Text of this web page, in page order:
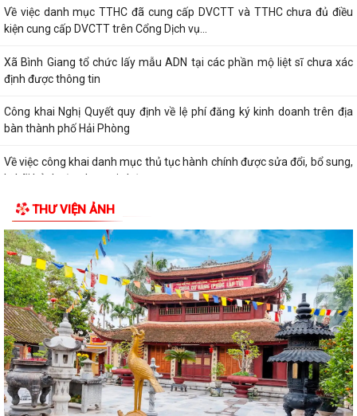
Về việc danh mục TTHC đã cung cấp DVCTT và TTHC chưa đủ điều
kiện cung cấp DVCTT trên Cổng Dịch vụ...
Xã Bình Giang tổ chức lấy mẫu ADN tại các phần mộ liệt sĩ chưa xác
định được thông tin
Công khai Nghị Quyết quy định về lệ phí đăng ký kinh doanh trên địa
bàn thành phố Hải Phòng
Về việc công khai danh mục thủ tục hành chính được sửa đổi, bổ sung,
bị bãi bỏ thuộc phạm vi chức...
Kết quả giải quyết thủ tục hành chính tháng 7 năm 2026
XÃ BÌNH GIANG TỔ CHỨC TẬP HUẤN VỀ HỆ THỐNG QUẢN LÝ CHẤT
LƯỢNG THEO TIÊU CHUẨN QUỐC GIA TCVN...
UBND xã triển khai giải quyết chế độ chính sách đối với người hoạt
động không chuyên trách ở thôn
Nghị quyết Về việc quy định mức chi thăm chúc tết Nguyên đán, thăm
hỏi ốm đau, trợ cấp đối với một...
Bình Giang triển khai Kế hoạch lấy mẫu hài cốt liệt sĩ
THƯ VIỆN ẢNH